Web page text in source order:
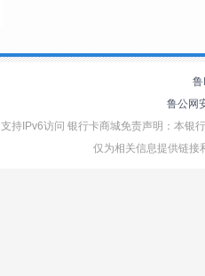
鲁公网
支持IPv6访问 银行卡商城免责声明：本银
仅为相关信息提供链接